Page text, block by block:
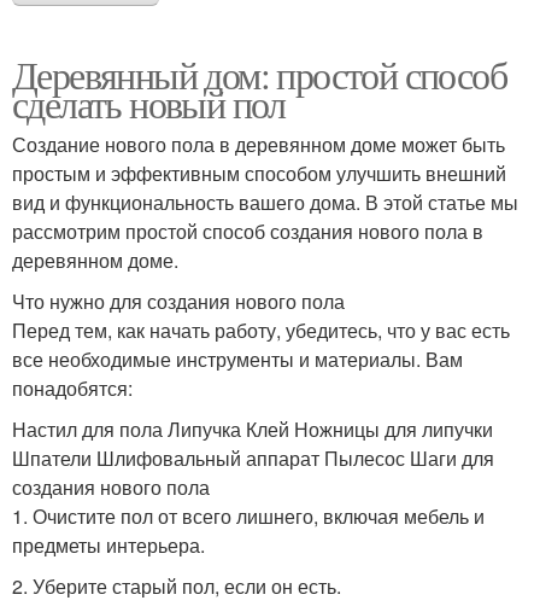
Деревянный дом: простой способ
сделать новый пол
Создание нового пола в деревянном доме может быть
простым и эффективным способом улучшить внешний
вид и функциональность вашего дома. В этой статье мы
рассмотрим простой способ создания нового пола в
деревянном доме.
Что нужно для создания нового пола
Перед тем, как начать работу, убедитесь, что у вас есть
все необходимые инструменты и материалы. Вам
понадобятся:
Настил для пола Липучка Клей Ножницы для липучки
Шпатели Шлифовальный аппарат Пылесос Шаги для
создания нового пола
1. Очистите пол от всего лишнего, включая мебель и
предметы интерьера.
2. Уберите старый пол, если он есть.